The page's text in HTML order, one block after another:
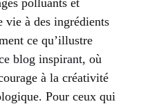
vie à des ingrédients
ce qu’illustre
blog inspirant, où
à la créativité
Pour ceux qui